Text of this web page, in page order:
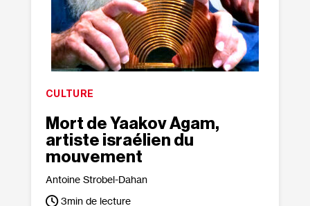
CULTURE
Mort de Yaakov Agam,
artiste israélien du
mouvement
Antoine Strobel-Dahan
3min de lecture